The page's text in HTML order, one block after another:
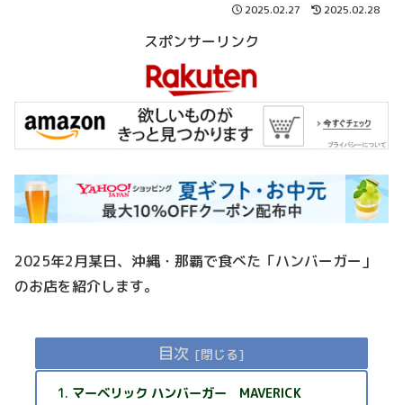
2025.02.27 2025.02.28
スポンサーリンク
2025年2月某日、沖縄・那覇で食べた「ハンバーガー」
のお店を紹介します。
目次
マーベリック ハンバーガー MAVERICK